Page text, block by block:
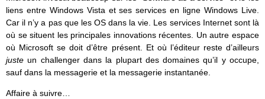
liens entre Windows Vista et ses services en ligne Windows Live.
Car il n’y a pas que les OS dans la vie. Les services Internet sont là
où se situent les principales innovations récentes. Un autre espace
où Microsoft se doit d’être présent. Et où l’éditeur reste d’ailleurs
justeun challenger dans la plupart des domaines qu’il y occupe,
sauf dans la messagerie et la messagerie instantanée.
Affaire à suivre…